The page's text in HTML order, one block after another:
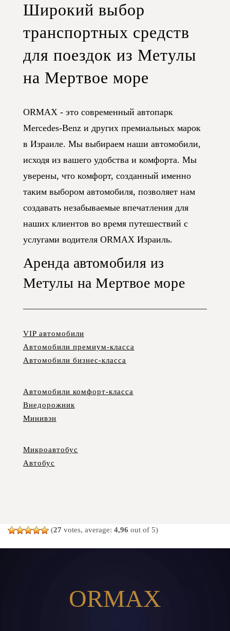
Широкий выбор
транспортных средств
для поездок из Метулы
на Мертвое море
ORMAX - это современный автопарк
Mercedes-Benz и других премиальных марок
в Израиле. Мы выбираем наши автомобили,
исходя из вашего удобства и комфорта. Мы
уверены, что комфорт, созданный именно
таким выбором автомобиля, позволяет нам
создавать незабываемые впечатления для
наших клиентов во время путешествий с
услугами водителя ORMAX Израиль.
Аренда автомобиля из
Метулы на Мертвое море
VIP автомобили
Автомобили премиум-класса
Автомобили бизнес-класса
Автомобили комфорт-класса
Внедорожник
Минивэн
Микроавтобус
Автобус
(27 votes, average: 4,96 out of 5)
ORMAX